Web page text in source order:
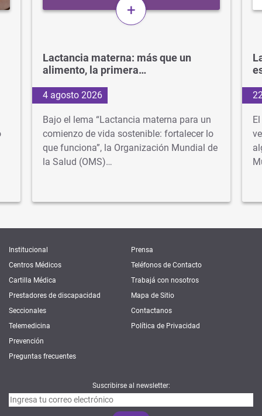
+
Lactancia materna: más que un
alimento, la primera…
4 agosto 2026
Bajo el lema “Lactancia materna para un
comienzo de vida sostenible: fortalecer lo
que funciona”, la Organización Mundial de
la Salud (OMS)…
Institucional
Centros Médicos
Cartilla Médica
Prestadores de discapacidad
Seccionales
Telemedicina
Prevención
Preguntas frecuentes
Prensa
Teléfonos de Contacto
Trabajá con nosotros
Mapa de Sitio
Contactanos
Política de Privacidad
Suscribirse al newsletter: